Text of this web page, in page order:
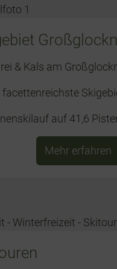
& Kals am
facettenreichste
auf 41,6
Mehr erfahren